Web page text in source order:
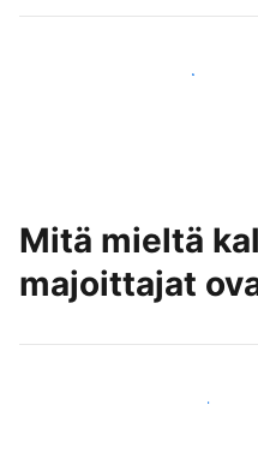
Tavoita uusia
Mitä mieltä
majoittajat
Liity kaltaistesi